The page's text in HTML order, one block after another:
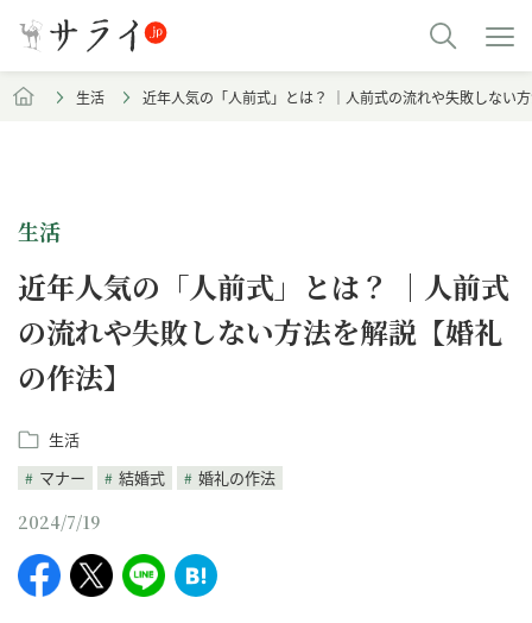
生活 近年人気の「人前式」とは？ ｜人前式の流れや失敗しない
生活
近年人気の「人前式」とは？ ｜人前式
の流れや失敗しない方法を解説【婚礼
の作法】
生活
マナー
結婚式 婚礼の作法
2024/7/19